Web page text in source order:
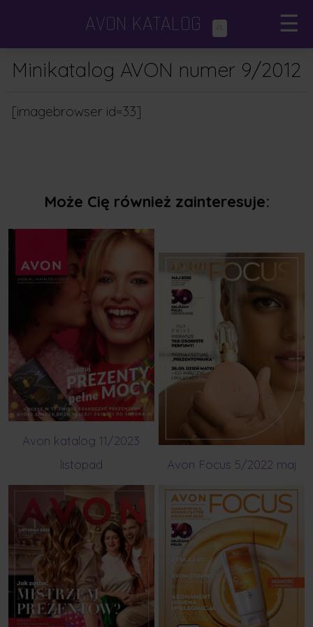
☰
AVON KATALOG .PL
Minikatalog AVON numer 9/2012
[imagebrowser id=33]
Może Cię również zainteresuje:
Avon katalog 11/2023
listopad
Avon Focus 5/2022 maj
×
Katalogi Avon